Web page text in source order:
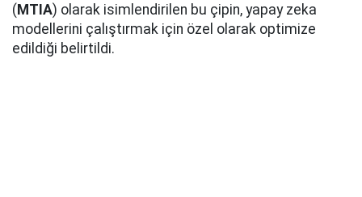
( MTIA) olarak isimlendirilen bu çipin, yapay zeka
modellerini çalıştırmak için özel olarak optimize
edildiği belirtildi.